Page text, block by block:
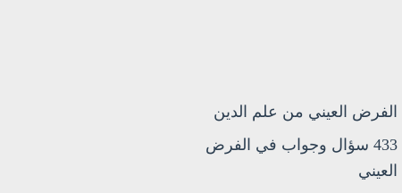
الفرض العيني من علم الدين
433 سؤال وجواب في الفرض
العيني